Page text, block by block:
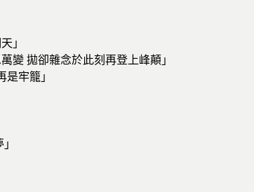
」
變 拋卻雜念於此刻再登上峰顛」
牢籠」